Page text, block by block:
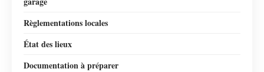
Règlementations locales
État des lieux
Documentation à préparer